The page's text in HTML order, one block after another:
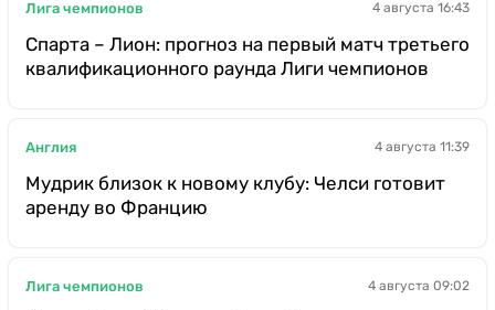
Лига чемпионов 4 августа 16:43
Спарта – Лион: прогноз на первый матч третьего
квалификационного раунда Лиги чемпионов
Англия 4 августа 11:39
Мудрик близок к новому клубу: Челси готовит
аренду во Францию
Лига чемпионов 4 августа 09:02